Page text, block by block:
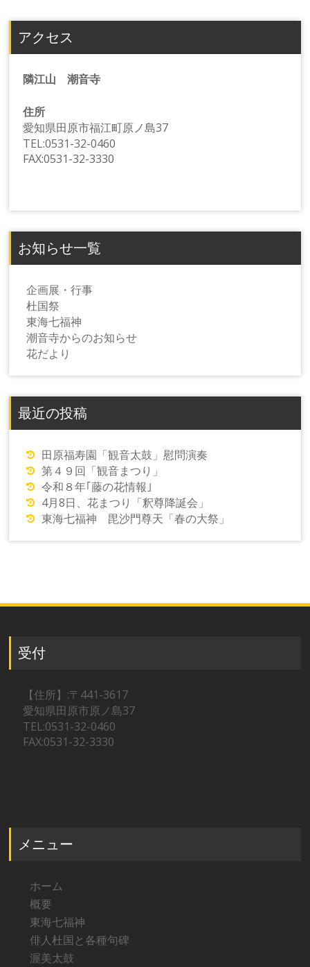
アクセス
隣江山 潮音寺
住所
愛知県田原市福江町原ノ島37
TEL:0531-32-0460
FAX:0531-32-3330
お知らせ一覧
企画展・行事
杜国祭
東海七福神
潮音寺からのお知らせ
花だより
最近の投稿
田原福寿園「観音太鼓」慰問演奏
第４９回「観音まつり」
令和８年｢藤の花情報｣
4月8日、花まつり「釈尊降誕会」
東海七福神 毘沙門尊天「春の大祭」
受付
【住所】:〒441-3617
愛知県田原市原ノ島37
TEL:0531-32-0460
FAX:0531-32-3330
メニュー
ホーム
概要
東海七福神
俳人杜国と各種句碑
渥美太鼓